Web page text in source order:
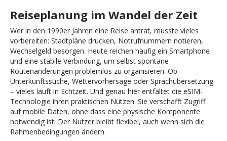
Reiseplanung im Wandel der Zeit
Wer in den 1990er Jahren eine Reise antrat, musste vieles
vorbereiten: Stadtpläne drucken, Notrufnummern notieren,
Wechselgeld besorgen. Heute reichen häufig ein Smartphone
und eine stabile Verbindung, um selbst spontane
Routenänderungen problemlos zu organisieren. Ob
Unterkunftssuche, Wettervorhersage oder Sprachübersetzung
– vieles läuft in Echtzeit. Und genau hier entfaltet die eSIM-
Technologie ihren praktischen Nutzen. Sie verschafft Zugriff
auf mobile Daten, ohne dass eine physische Komponente
notwendig ist. Der Nutzer bleibt flexibel, auch wenn sich die
Rahmenbedingungen ändern.